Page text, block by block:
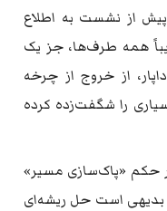
از نشست به اطلاع
همه طرف‌ها، جز یک
از خروج از چرخه
را شگفت‌زده کرده
«پاک‌سازی مسیر»
بدیهی است حل ریشه‌ای